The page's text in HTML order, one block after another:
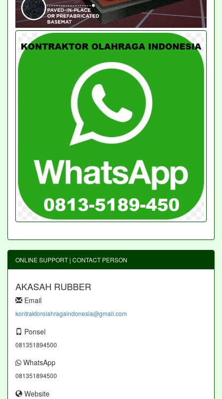
ONLINE SUPPORT | CONTACT PERSON
AKASAH RUBBER
Email
kontraktorolahragaindonesia@gmail.com
Ponsel
081351894500
WhatsApp
081351894500
Website